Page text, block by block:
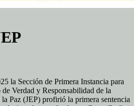
la Sección de Primera Instancia para
Verdad y Responsabilidad de la
Paz (JEP) profirió la primera sentencia